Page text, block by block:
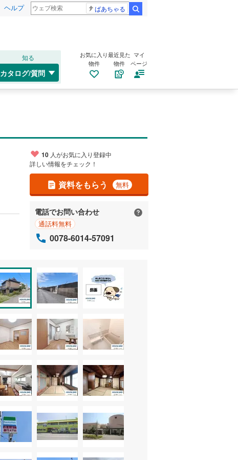
ヘルプ ばあちゃる
知る
カタログ/質問
お気に入り
物件
最近見た
物件
マイ
ページ
10 人がお気に入り登録中
詳しい情報をチェック！
資料をもらう 無料
電話でお問い合わせ
通話料無料
0078-6014-57091